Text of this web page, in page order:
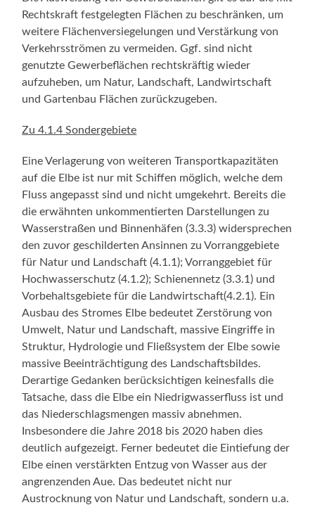
Rechtskraft festgelegten Flächen zu beschränken, um
weitere Flächenversiegelungen und Verstärkung von
Verkehrsströmen zu vermeiden. Ggf. sind nicht
genutzte Gewerbeflächen rechtskräftig wieder
aufzuheben, um Natur, Landschaft, Landwirtschaft
und Gartenbau Flächen zurückzugeben.
Zu 4.1.4 Sondergebiete
Eine Verlagerung von weiteren Transportkapazitäten
auf die Elbe ist nur mit Schiffen möglich, welche dem
Fluss angepasst sind und nicht umgekehrt. Bereits die
die erwähnten unkommentierten Darstellungen zu
Wasserstraßen und Binnenhäfen (3.3.3) widersprechen
den zuvor geschilderten Ansinnen zu Vorranggebiete
für Natur und Landschaft (4.1.1); Vorranggebiet für
Hochwasserschutz (4.1.2); Schienennetz (3.3.1) und
Vorbehaltsgebiete für die Landwirtschaft(4.2.1). Ein
Ausbau des Stromes Elbe bedeutet Zerstörung von
Umwelt, Natur und Landschaft, massive Eingriffe in
Struktur, Hydrologie und Fließsystem der Elbe sowie
massive Beeinträchtigung des Landschaftsbildes.
Derartige Gedanken berücksichtigen keinesfalls die
Tatsache, dass die Elbe ein Niedrigwasserfluss ist und
das Niederschlagsmengen massiv abnehmen.
Insbesondere die Jahre 2018 bis 2020 haben dies
deutlich aufgezeigt. Ferner bedeutet die Eintiefung der
Elbe einen verstärkten Entzug von Wasser aus der
angrenzenden Aue. Das bedeutet nicht nur
Austrocknung von Natur und Landschaft, sondern u.a.